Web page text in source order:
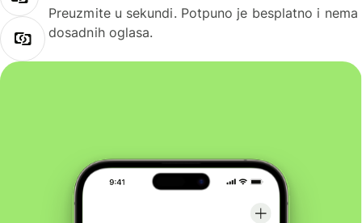
Preuzmite u sekundi. Potpuno je besplatno i nema
dosadnih oglasa.